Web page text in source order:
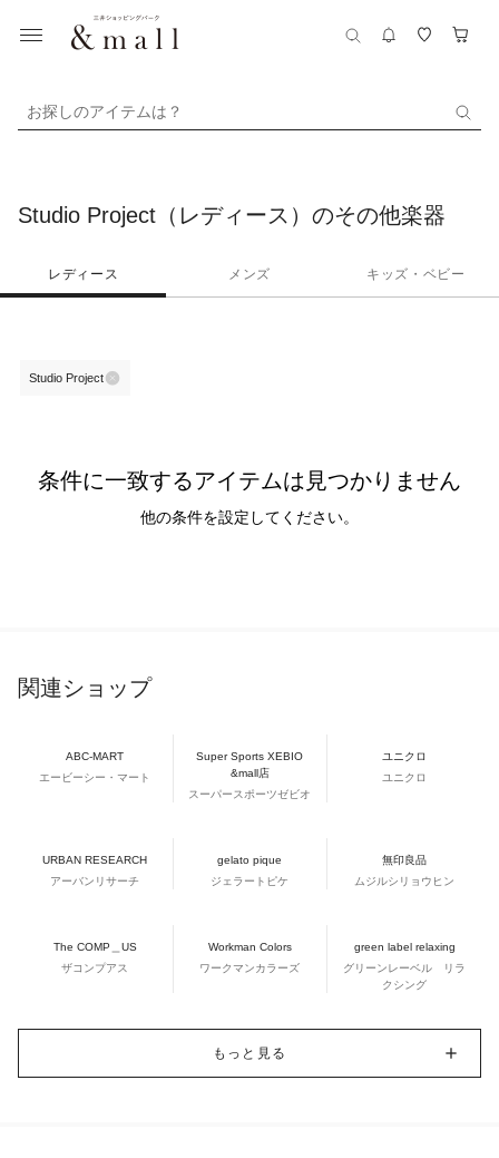
お探しのアイテムは？
Studio Project（レディース）のその他楽器
レディース メンズ キッズ・ベビー
Studio Project
条件に一致するアイテムは見つかりません
他の条件を設定してください。
関連ショップ
ABC-MART
エービーシー・マート
Super Sports XEBIO
&mall店
スーパースポーツゼビオ
ユニクロ
ユニクロ
URBAN RESEARCH
アーバンリサーチ
gelato pique
ジェラートピケ
無印良品
ムジルシリョウヒン
The COMP＿US
ザコンプアス
Workman Colors
ワークマンカラーズ
green label relaxing
グリーンレーベル リラ
クシング
もっと見る